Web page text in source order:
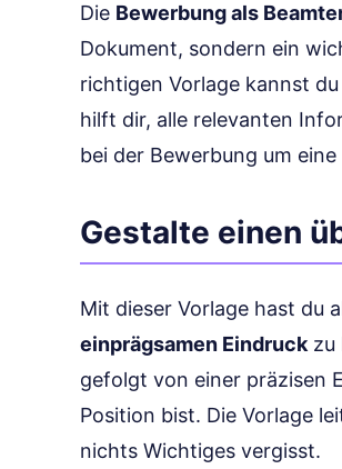
Die Bewerbung als
Dokument, sondern ein
richtigen Vorlage kannst
hilft dir, alle relevanten
bei der Bewerbung um
Gestalte einen
Mit dieser Vorlage hast du
einprägsamen Eindruck zu
gefolgt von einer präzisen
Position bist. Die Vorlage
nichts Wichtiges vergisst.